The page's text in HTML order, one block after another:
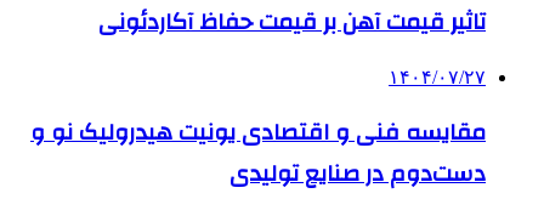
تاثیر قیمت آهن بر قیمت حفاظ آکاردئونی
۱۴۰۴/۰۷/۲۷
مقایسه فنی و اقتصادی یونیت هیدرولیک نو و
دست‌دوم در صنایع تولیدی